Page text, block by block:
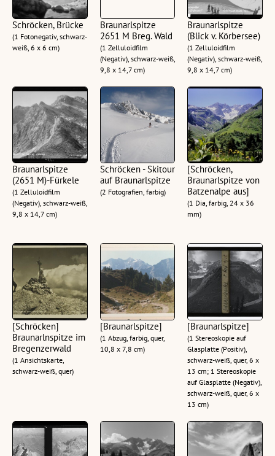
Schröcken, Brücke
(1 Fotonegativ, schwarz-
weiß, 6 x 6 cm)
Braunarlspitze
2651 M Breg. Wald
(1 Zelluloidfilm
(Negativ), schwarz-weiß,
9,8 x 14,7 cm)
Braunarlspitze
(Blick v. Körbersee)
(1 Zelluloidfilm
(Negativ), schwarz-weiß,
9,8 x 14,7 cm)
Braunarlspitze
(2651 M)-Fürkele
(1 Zelluloidfilm
(Negativ), schwarz-weiß,
9,8 x 14,7 cm)
Schröcken - Skitour
auf Braunarlspitze
(2 Fotografien, farbig)
[Schröcken,
Braunarlspitze von
Batzenalpe aus]
(1 Dia, farbig, 24 x 36
mm)
[Schröcken]
Braunarlnspitze im
Bregenzerwald
(1 Ansichtskarte,
schwarz-weiß, quer)
[Braunarlspitze]
(1 Abzug, farbig, quer,
10,8 x 7,8 cm)
[Braunarlspitze]
(1 Stereoskopie auf
Glasplatte (Positiv),
schwarz-weiß, quer, 6 x
13 cm; 1 Stereoskopie
auf Glasplatte (Negativ),
schwarz-weiß, quer, 6 x
13 cm)